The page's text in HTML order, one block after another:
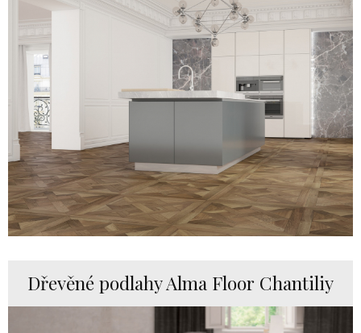
Dřevěné podlahy Alma Floor Chantiliy